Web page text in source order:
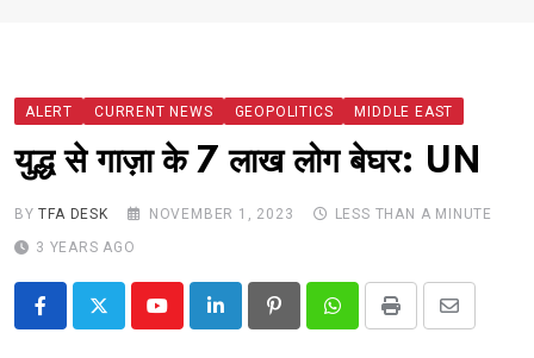
Alert
Viral
Classified
About Us
ALERT CURRENT NEWS GEOPOLITICS MIDDLE EAST
युद्ध से गाज़ा के 7 लाख लोग बेघर: UN
BYTFA DESK NOVEMBER 1, 2023
LESS THAN A MINUTE
3 YEARS AGO
YoutubeLinkedIn PinterestWhatsappPrint
Share